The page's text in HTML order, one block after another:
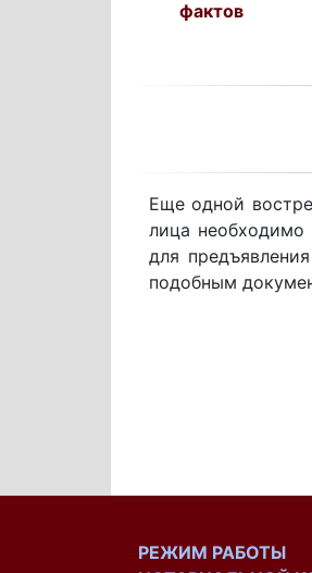
фактов
Еще одной
лица необходимо
для
подобным
РЕЖИМ РАБОТЫ